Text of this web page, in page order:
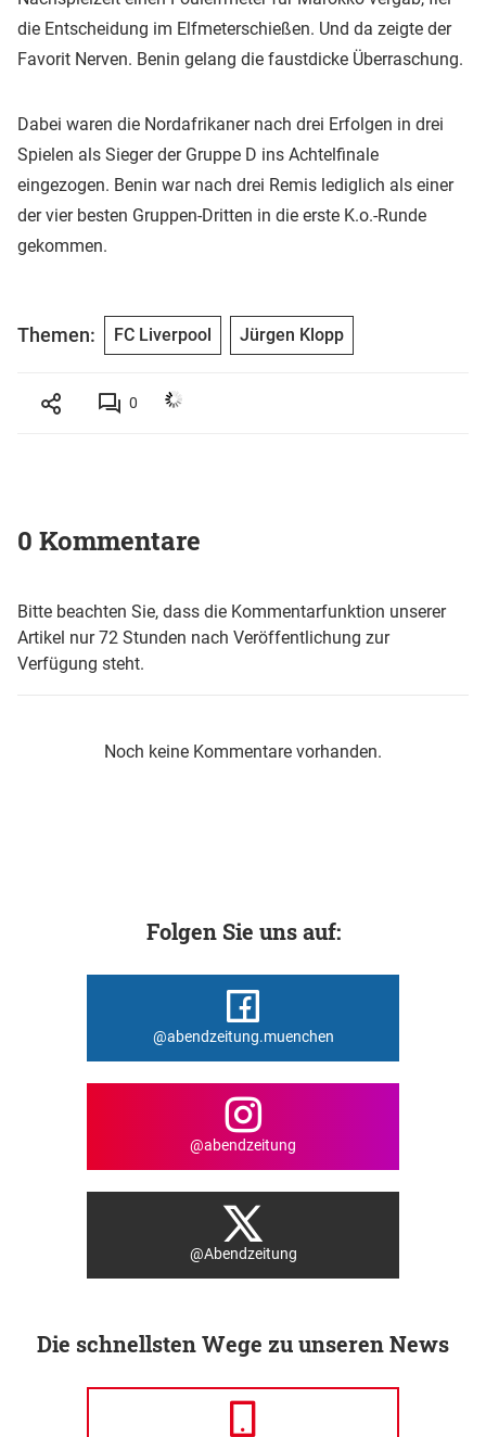
die Entscheidung im Elfmeterschießen. Und da zeigte der
Favorit Nerven. Benin gelang die faustdicke Überraschung.
Dabei waren die Nordafrikaner nach drei Erfolgen in drei
Spielen als Sieger der Gruppe D ins Achtelfinale
eingezogen. Benin war nach drei Remis lediglich als einer
der vier besten Gruppen-Dritten in die erste K.o.-Runde
gekommen.
Themen: FC Liverpool Jürgen Klopp
0
0 Kommentare
Bitte beachten Sie, dass die Kommentarfunktion unserer
Artikel nur 72 Stunden nach Veröffentlichung zur
Verfügung steht.
Noch keine Kommentare vorhanden.
Folgen Sie uns auf:
@abendzeitung.muenchen
@abendzeitung
@Abendzeitung
Die schnellsten Wege zu unseren News